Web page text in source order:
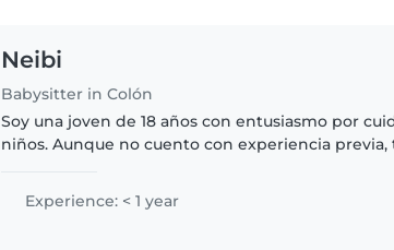
Neibi
Babysitter in Colón
Soy una joven de 18 años con entusiasmo por
niños. Aunque no cuento con experiencia
música y participar..
Experience: < 1 year